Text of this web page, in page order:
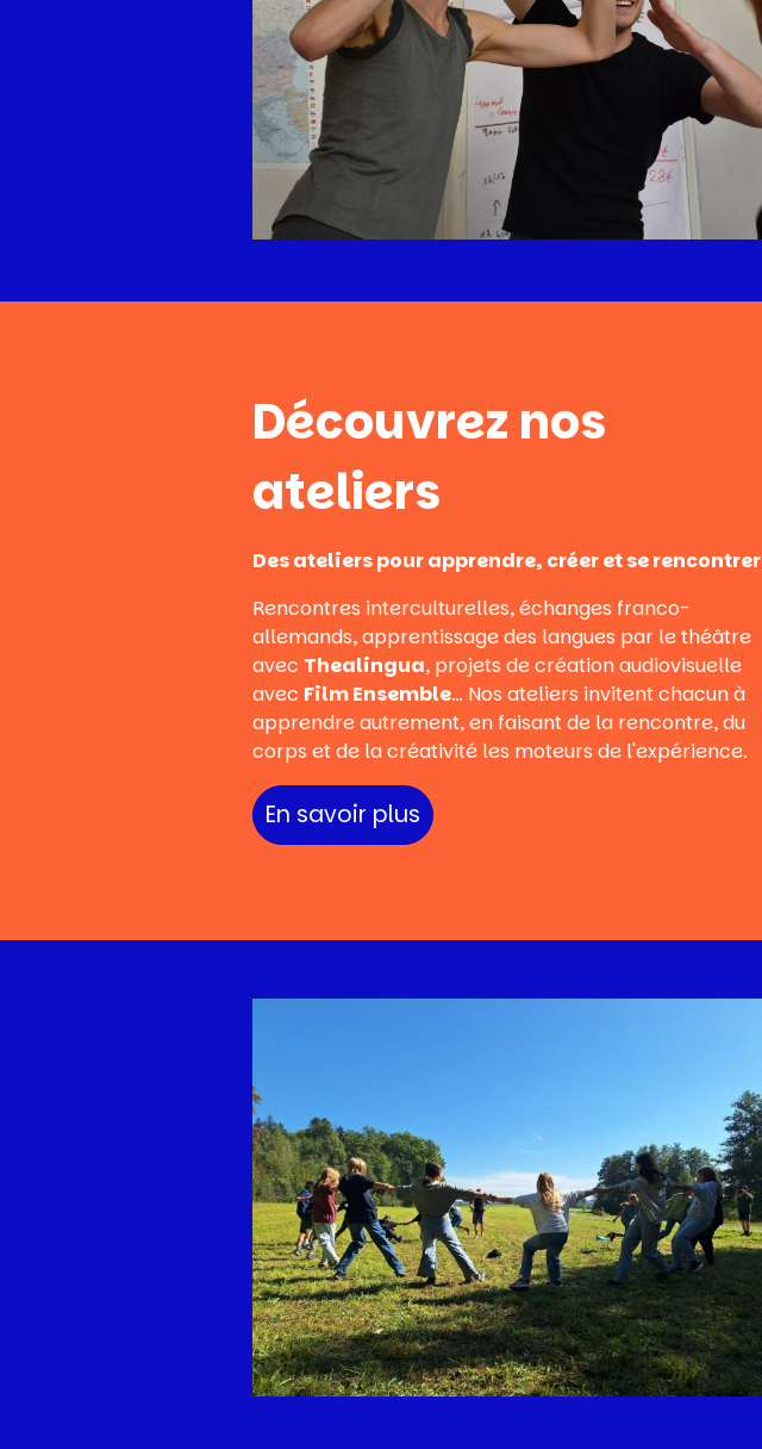
Découvrez nos
ateliers
Des ateliers pour apprendre, créer et se rencontrer
Rencontres interculturelles, échanges franco-
allemands, apprentissage des langues par le théâtre
avec Thealingua, projets de création audiovisuelle
avec Film Ensemble… Nos ateliers invitent chacun à
apprendre autrement, en faisant de la rencontre, du
corps et de la créativité les moteurs de l'expérience.
En savoir plus